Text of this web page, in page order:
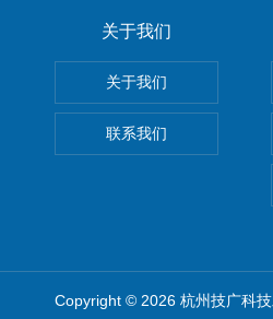
关于我们
关于我们
联系我们
Copyright © 2026 杭州技广科